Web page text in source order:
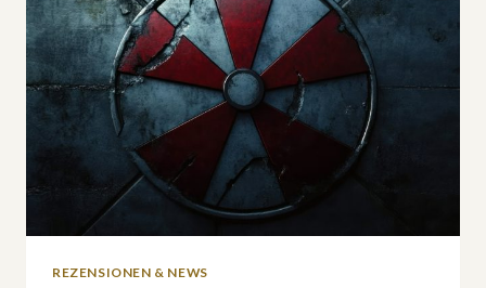
GEKOSTET
HABEN
REZENSIONEN & NEWS